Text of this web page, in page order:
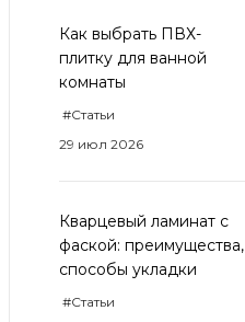
Как выбрать ПВХ-
плитку для ванной
комнаты
#Статьи
29 июл 2026
Кварцевый ламинат с
фаской: преимущества,
способы укладки
#Статьи